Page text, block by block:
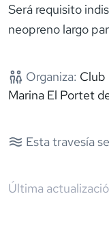
Será requisito
neopreno largo
Organiza: Club
Marina El Portet
Esta travesía
Última